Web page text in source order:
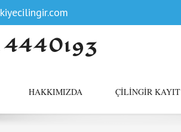
4440193
HAKKIMIZDA ÇILINGIR KAYIT